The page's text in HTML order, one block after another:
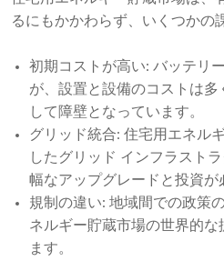
るにもかかわらず、いくつかの
初期コストが高い: バッテリ
が、設置と設備のコストは多
して障壁となっています。
グリッド統合: 住宅用エネル
したグリッド インフラスト
幅なアップグレードと投資が
規制の違い: 地域間での政策
ネルギー貯蔵市場の世界的な
ます。